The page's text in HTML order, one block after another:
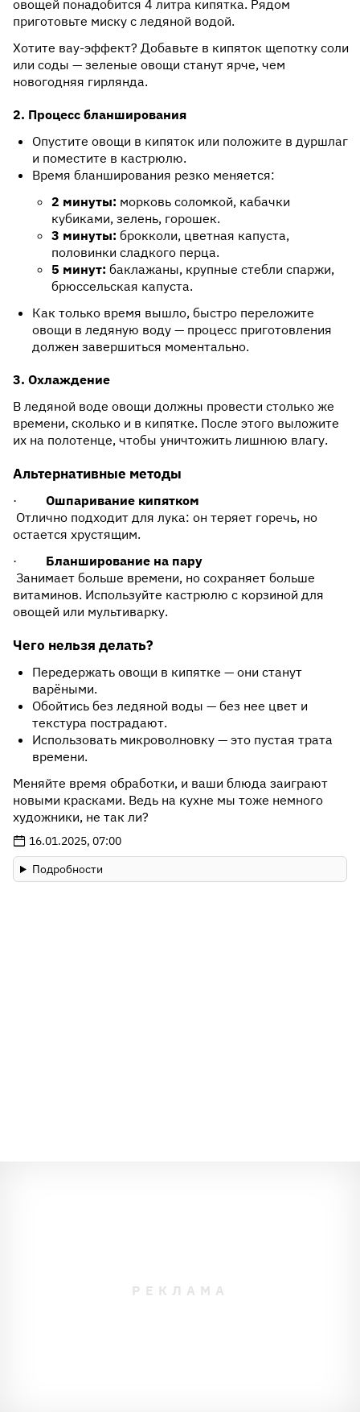
овощей понадобится 4 литра кипятка. Рядом
приготовьте миску с ледяной водой.
Хотите вау-эффект? Добавьте в кипяток щепотку соли
или соды — зеленые овощи станут ярче, чем
новогодняя гирлянда.
2. Процесс бланширования
Опустите овощи в кипяток или положите в дуршлаг
и поместите в кастрюлю.
Время бланширования резко меняется:
2 минуты: морковь соломкой, кабачки
кубиками, зелень, горошек.
3 минуты: брокколи, цветная капуста,
половинки сладкого перца.
5 минут: баклажаны, крупные стебли спаржи,
брюссельская капуста.
Как только время вышло, быстро переложите
овощи в ледяную воду — процесс приготовления
должен завершиться моментально.
3. Охлаждение
В ледяной воде овощи должны провести столько же
времени, сколько и в кипятке. После этого выложите
их на полотенце, чтобы уничтожить лишнюю влагу.
Альтернативные методы
· Ошпаривание кипятком
Отлично подходит для лука: он теряет горечь, но
остается хрустящим.
· Бланширование на пару
Занимает больше времени, но сохраняет больше
витаминов. Используйте кастрюлю с корзиной для
овощей или мультиварку.
Чего нельзя делать?
Передержать овощи в кипятке — они станут
варёными.
Обойтись без ледяной воды — без нее цвет и
текстура пострадают.
Использовать микроволновку — это пустая трата
времени.
Меняйте время обработки, и ваши блюда заиграют
новыми красками. Ведь на кухне мы тоже немного
художники, не так ли?
16.01.2025, 07:00
Подробности